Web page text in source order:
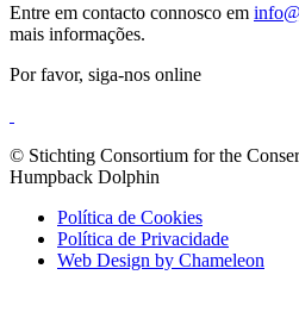
Entre em contacto connosco em
mais informações.
Por favor, siga-nos online
© Stichting Consortium for the
Humpback Dolphin
Política de Cookies
Política de Privacidade
Web Design by Chameleon